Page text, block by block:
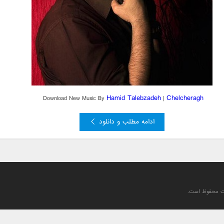
Download New Music By Hamid Talebzadeh | Chelcheragh
ادامه مطلب و دانلود
محفوظ است.